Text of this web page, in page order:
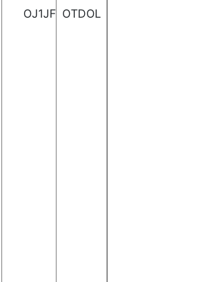
OJ1JF OTDOL